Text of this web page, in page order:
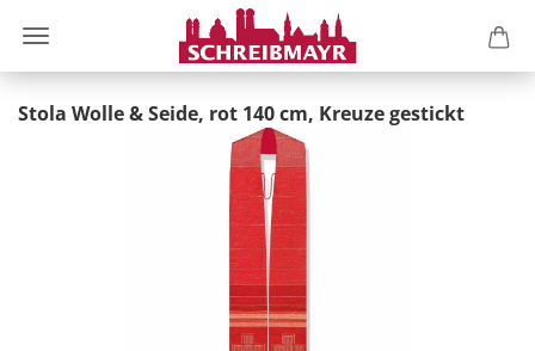
Stola Wolle & Seide, rot 140 cm, Kreuze gestickt